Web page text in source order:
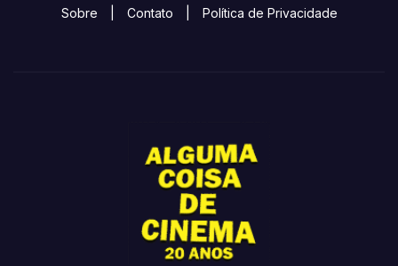
Sobre Contato Política de Privacidade